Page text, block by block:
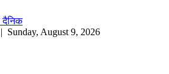
| Sunday, August 9, 2026